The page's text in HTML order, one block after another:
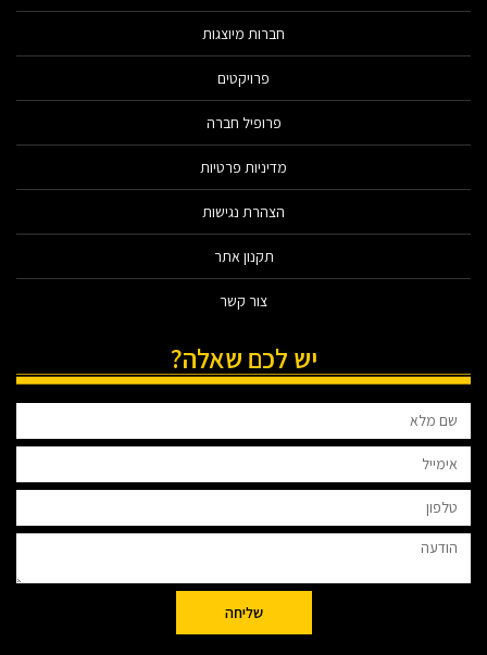
חברות מיוצגות
פרויקטים
פרופיל חברה
מדיניות פרטיות
הצהרת נגישות
תקנון אתר
צור קשר
יש לכם שאלה?
שליחה